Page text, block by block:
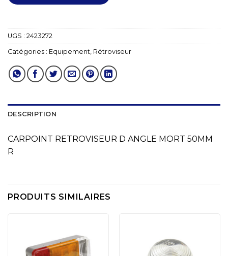
UGS : 2423272
Catégories : Equipement Rétroviseur
DESCRIPTION
CARPOINT RETROVISEUR D ANGLE MORT 50MM
R
PRODUITS SIMILAIRES